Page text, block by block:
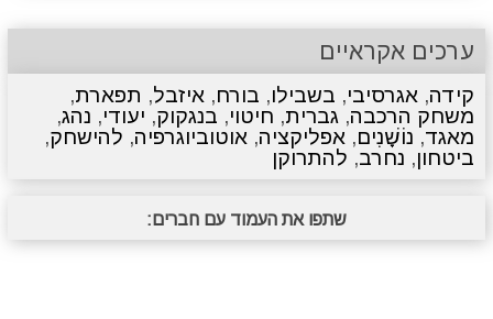
ערכים אקראיים
קידה, אגרסיבי, בשבילו, בורח, איזבל, תפארת,
משחק הרכבה, גברית, חיטוי, בנגקוק, יעודי, נהג,
מאגד, נוֹשָׁנִים, אפליקציה, אוטוביוגרפיה, להישחק,
ביטחון, נחרב, להתרוקן
שתפו את העמוד עם חברים: